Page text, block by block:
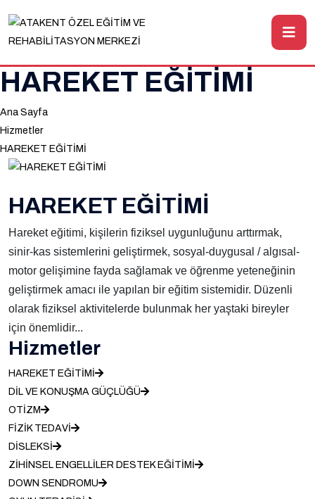
HAREKET EĞİTİMİ
Ana Sayfa
Hizmetler
HAREKET EĞİTİMİ
Hizmetler
HAREKET EĞİTİMİ
DİL VE KONUŞMA GÜÇLÜĞÜ
OTİZM
FİZİK TEDAVİ
DİSLEKSİ
ZİHİNSEL ENGELLİLER DESTEK EĞİTİMİ
DOWN SENDROMU
HAREKET EĞİTİMİ
Hareket eğitimi, kişilerin fiziksel uygunluğunu arttırmak,
sinir-kas sistemlerini geliştirmek, sosyal-duygusal / algısal-
motor gelişimine fayda sağlamak ve öğrenme yeteneğinin
geliştirmek amacı ile yapılan bir eğitim sistemidir. Düzenli
olarak fiziksel aktivitelerde bulunmak her yaştaki bireyler
için önemlidir...